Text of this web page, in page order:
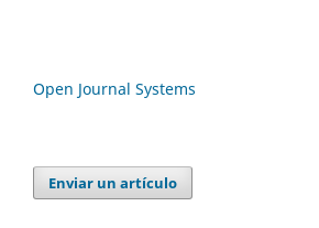
Open Journal Systems
Enviar un artículo